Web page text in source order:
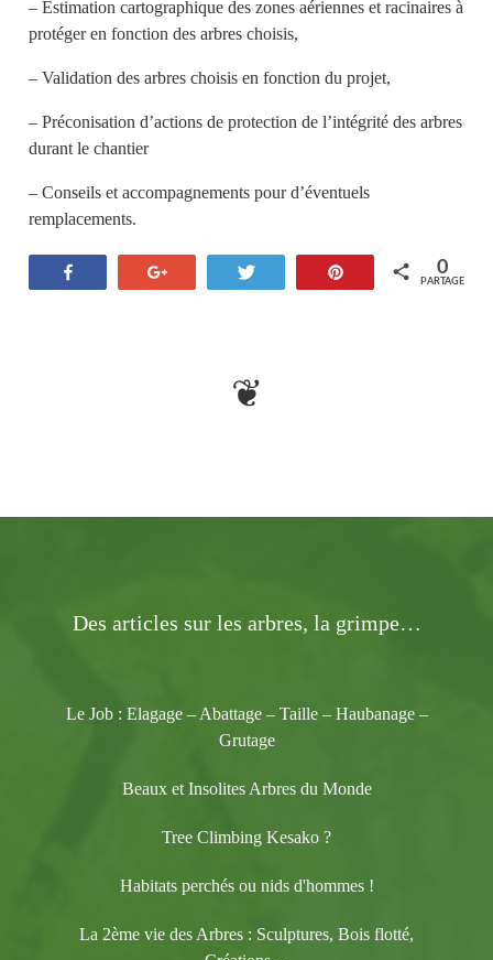
– Estimation cartographique des zones aériennes et racinaires à
protéger en fonction des arbres choisis,
– Validation des arbres choisis en fonction du projet,
– Préconisation d’actions de protection de l’intégrité des arbres
durant le chantier
– Conseils et accompagnements pour d’éventuels
remplacements.
Partagez Épinglez
PARTAGES
0
❦
Des articles sur les arbres, la grimpe…
Le Job : Elagage – Abattage – Taille – Haubanage –
Grutage
Beaux et Insolites Arbres du Monde
Tree Climbing Kesako ?
Habitats perchés ou nids d'hommes !
La 2ème vie des Arbres : Sculptures, Bois flotté,